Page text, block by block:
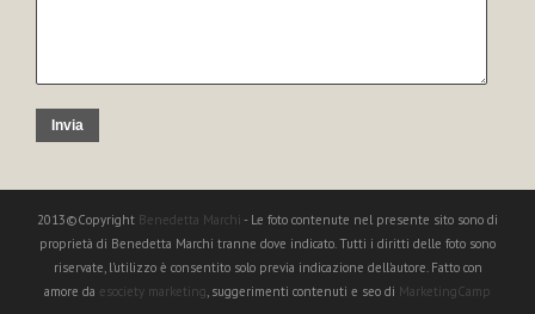
Invia
2013©Copyright Benedetta Marchi - Le foto contenute nel presente sito sono di
proprietà di Benedetta Marchi tranne dove indicato. Tutti i diritti delle foto sono
riservate, l'utilizzo è consentito solo previa indicazione dell'autore. Fatto con
amore da esociety marketing, suggerimenti contenuti e seo di MarketingCamp